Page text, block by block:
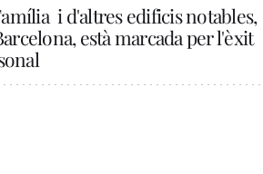
i d'altres edificis notables,
està marcada per l'èxit